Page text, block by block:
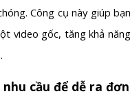
Công cụ này giúp bạn
video gốc, tăng khả năng
cầu để dễ ra đơn